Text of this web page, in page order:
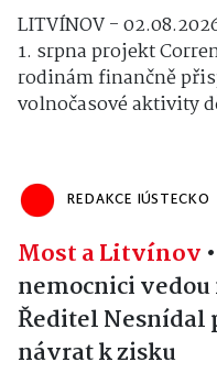
LITVÍNOV -
1. srpna projekt
rodinám finančně
volnočasové aktivity
REDAKCE IÚSTECKO
Most a Litvínov •
nemocnici vedou
Ředitel Nesnídal
návrat k zisku